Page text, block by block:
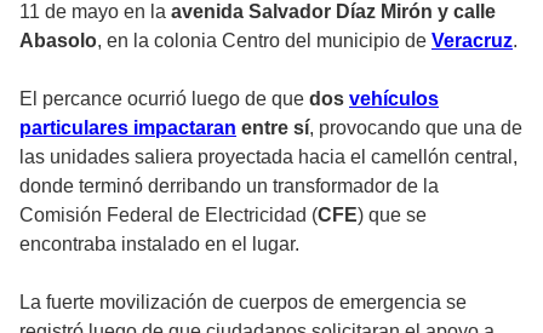
11 de mayo en la avenida Salvador Díaz Mirón y calle
Abasolo, en la colonia Centro del municipio de Veracruz.
El percance ocurrió luego de que dos vehículos
particulares impactaran entre sí, provocando que una de
las unidades saliera proyectada hacia el camellón central,
donde terminó derribando un transformador de la
Comisión Federal de Electricidad (CFE) que se
encontraba instalado en el lugar.
La fuerte movilización de cuerpos de emergencia se